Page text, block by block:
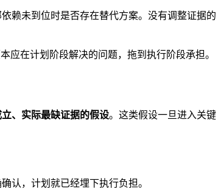
赖未到位时是否存在替代方案。没有调整证据的
应在计划阶段解决的问题，拖到执行阶段承担。
、实际最缺证据的假设。这类假设一旦进入关键
认，计划就已经埋下执行负担。